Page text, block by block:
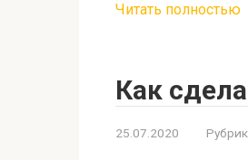
Читать полностью
Как
25.07.2020